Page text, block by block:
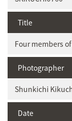
Title
Four members
Photographer
Shunkichi
Date